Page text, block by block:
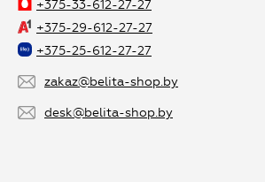
+375-33-612-27-27
+375-29-612-27-27
+375-25-612-27-27
zakaz@belita-shop.by
desk@belita-shop.by